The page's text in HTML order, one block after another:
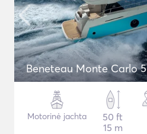
Beneteau Monte Carlo 5
Motorinė jachta
50 ft
15 m